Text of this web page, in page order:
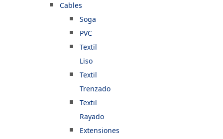
Cables
Soga
PVC
Textil
Liso
Textil
Trenzado
Textil
Rayado
Extensiones